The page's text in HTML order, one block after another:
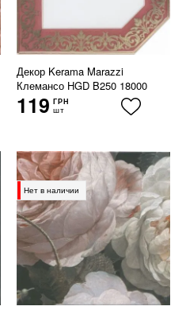
Декор Kerama Marazzi
Клемансо HGD B250 18000
119 ГРН
шт
Нет в наличии